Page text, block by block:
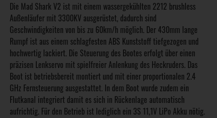
Die Mad Shark V2 ist mit einem wassergekühlten 2212 brushless
Außenläufer mit 3300KV ausgerüstet, dadurch sind
Geschwindigkeiten von bis zu 60km/h möglich. Der 430mm lange
Rumpf ist aus einem schlagfesten ABS Kunststoff tiefgezogen und
hochwertig lackiert. Die Steuerung des Bootes erfolgt über einen
präzisen Lenkservo mit spielfreier Anlenkung des Heckruders. Das
Boot ist betriebsbereit montiert und mit einer proportionalen 2.4
GHz Fernsteuerung ausgestattet. In dem Boot wurde zudem ein
Flutkanal integriert damit es sich in Rückenlage automatisch
aufrichtig. Für den Betrieb ist lediglich ein 3S 11,1V LiPo Akku nötig.